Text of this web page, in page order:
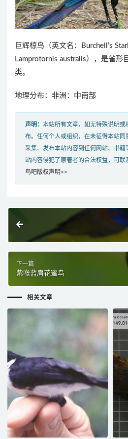
巨辉椋鸟（英文名：Burchell’s
Lamprotornis australis），是雀形
类。
地理分布：非洲：中南部
声明： 本站所有文章，如无特殊说明或
布。任何个人或组织，在未征得本站同
采集、发布本站内容到任何网站、书籍
站内容侵犯了原著者的合法权益，可联
鸟吧版权声明>>
下一篇
紫喉蓝肩花蜜鸟
相关文章